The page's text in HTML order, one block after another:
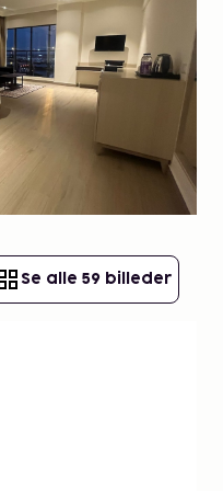
Se alle 59 billeder